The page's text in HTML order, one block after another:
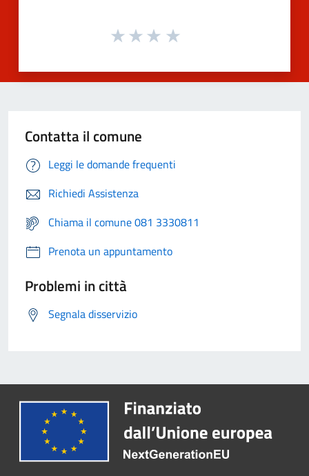
Contatta il comune
Leggi le domande frequenti
Richiedi Assistenza
Chiama il comune 081 3330811
Prenota un appuntamento
Problemi in città
Segnala disservizio